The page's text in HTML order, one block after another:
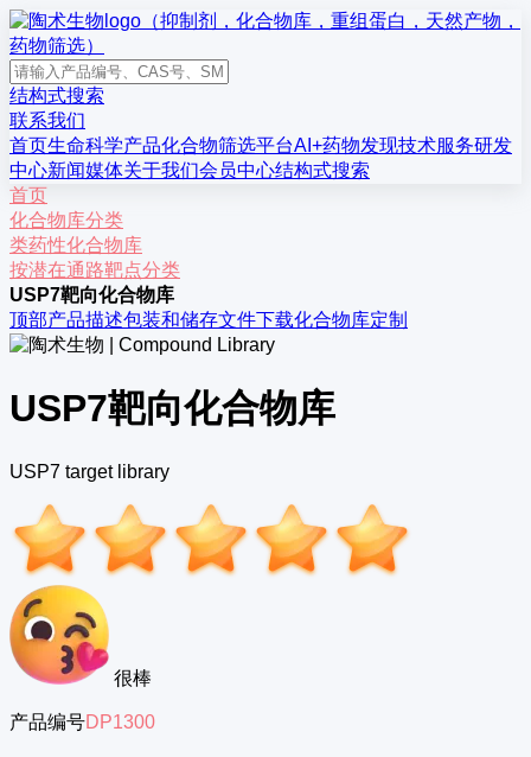
结构式搜索
联系我们
首页生命科学产品化合物筛选平台AI+药物发现技术服务研发
中心新闻媒体关于我们会员中心结构式搜索
首页
化合物库分类
类药性化合物库
按潜在通路靶点分类
USP7靶向化合物库
顶部产品描述包装和储存文件下载化合物库定制
USP7靶向化合物库
USP7 target library
很棒
产品编号DP1300